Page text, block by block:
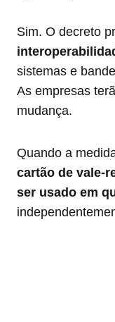
Sim. O decreto
sistemas e
As empresas
mudança.
Quando a
cartão de vale-
ser usado em